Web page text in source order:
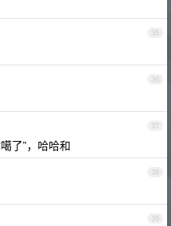
35
36
37
了”，哈哈和
38
39